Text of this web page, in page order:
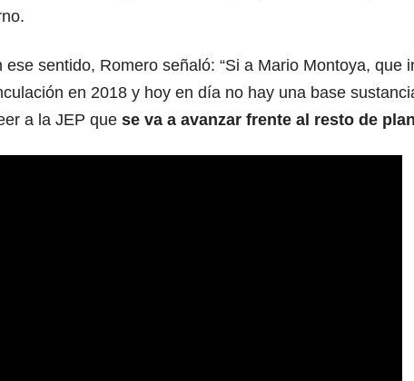
ese sentido, Romero señaló: “Si a Mario Montoya, que
en 2018 y hoy en día no hay una base
a la JEP que se va a avanzar frente al resto de